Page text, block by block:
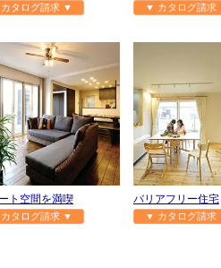
タログ請求 ▼ ▼ カタログ請
ト空間を満喫
タログ請求 ▼
バリアフリー住宅
▼ カタログ請